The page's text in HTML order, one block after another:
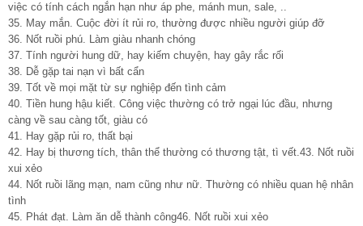
việc có tính cách ngắn hạn như áp phe, mánh mun, sale, ..
35. May mắn. Cuộc đời ít rủi ro, thường được nhiều người giúp đỡ
36. Nốt ruồi phú. Làm giàu nhanh chóng
37. Tính người hung dữ, hay kiếm chuyện, hay gây rắc rối
38. Dễ gặp tai nạn vì bất cẩn
39. Tốt về mọi mặt từ sự nghiệp đến tình cảm
40. Tiền hung hậu kiết. Công việc thường có trở ngại lúc đầu, nhưng
càng về sau càng tốt, giàu có
41. Hay gặp rủi ro, thất bại
42. Hay bị thương tích, thân thể thường có thương tật, tì vết.43. Nốt ruồi
xui xẻo
44. Nốt ruồi lãng mạn, nam cũng như nữ. Thường có nhiều quan hệ nhân
tình
45. Phát đạt. Làm ăn dễ thành công46. Nốt ruồi xui xẻo